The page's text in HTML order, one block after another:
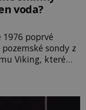
voda?
1976 poprvé
sondy z
Viking, které
zaznamená
útvar